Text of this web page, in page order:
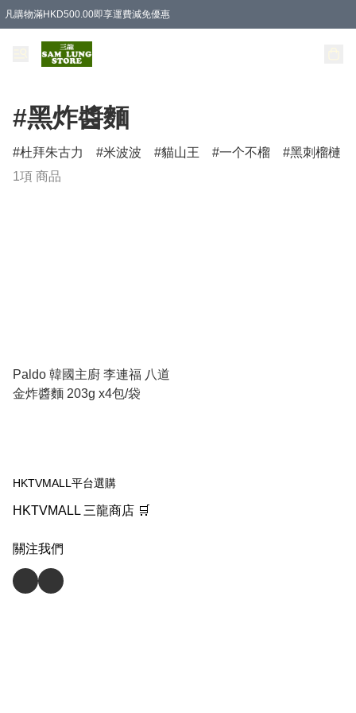
凡購物滿HKD500.00即享運費減免優惠
#黑炸醬麵
杜拜朱古力 米波波 貓山王 一个不榴
黑刺榴槤
1項 商品
Paldo 韓國主廚 李連福 八道
金炸醬麵 203g x4包/袋
HKTVMALL平台選購
HKTVMALL 三龍商店 🛒
關注我們